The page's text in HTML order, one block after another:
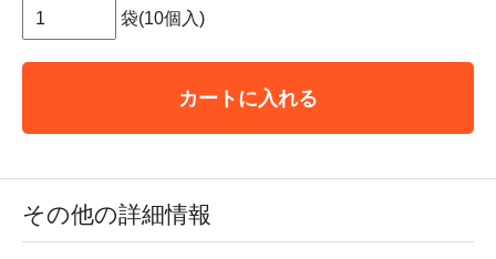
袋(10個入)
カートに入れる
その他の詳細情報